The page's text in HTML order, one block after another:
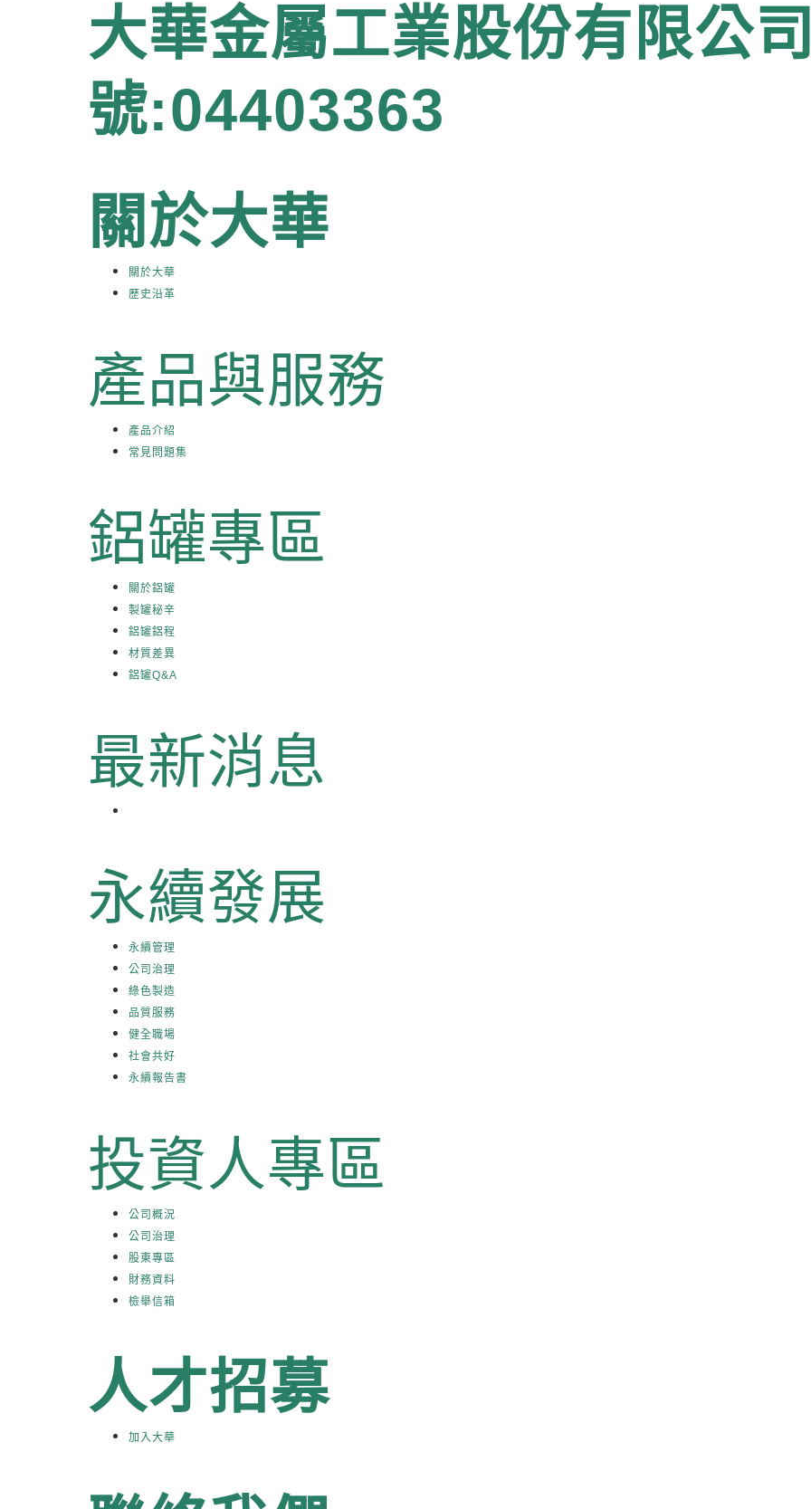
大華金屬工業股份有限公
號:04403363
關於大華
關於大華
歷史沿革
產品與服務
產品介紹
常見問題集
鋁罐專區
關於鋁罐
製罐秘辛
鋁罐鋁程
材質差異
鋁罐Q&A
最新消息
永續發展
永續管理
公司治理
綠色製造
品質服務
健全職場
社會共好
永續報告書
投資人專區
公司概況
公司治理
股東專區
財務資料
檢舉信箱
人才招募
加入大華